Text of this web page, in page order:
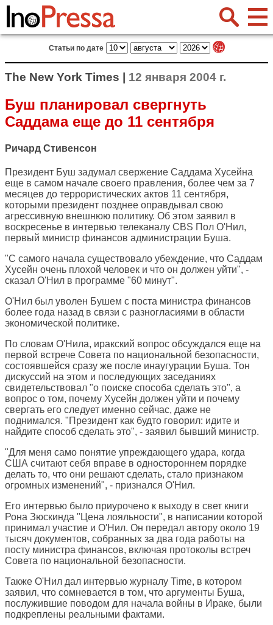
Статьи по дате
The New York Times | 12 января 2004 г.
Буш планировал свергнуть
Саддама еще до 11 сентября
Ричард Стивенсон
Президент Буш задумал свержение Саддама Хусейна
еще в самом начале своего правления, более чем за 7
месяцев до террористических актов 11 сентября,
которыми президент позднее оправдывал свою
агрессивную внешнюю политику. Об этом заявил в
воскресенье в интервью телеканалу CBS Пол О'Нил,
первый министр финансов администрации Буша.
"С самого начала существовало убеждение, что Саддам
Хусейн очень плохой человек и что он должен уйти", -
сказал О'Нил в программе "60 минут".
О'Нил был уволен Бушем с поста министра финансов
более года назад в связи с разногласиями в области
экономической политике.
По словам О'Нила, иракский вопрос обсуждался еще на
первой встрече Совета по национальной безопасности,
состоявшейся сразу же после инаугурации Буша. Тон
дискуссий на этом и последующих заседаниях
свидетельствовал "о поиске способа сделать это", а
вопрос о том, почему Хусейн должен уйти и почему
свергать его следует именно сейчас, даже не
поднимался. "Президент как будто говорил: идите и
найдите способ сделать это", - заявил бывший министр.
"Для меня само понятие упреждающего удара, когда
США считают себя вправе в одностороннем порядке
делать то, что они решают сделать, стало признаком
огромных изменений", - признался О'Нил.
Его интервью было приурочено к выходу в свет книги
Рона Зюскинда "Цена лояльности", в написании которой
принимал участие и О'Нил. Он передал автору около 19
тысяч документов, собранных за два года работы на
посту министра финансов, включая протоколы встреч
Совета по национальной безопасности.
Также О'Нил дал интервью журналу Time, в котором
заявил, что сомневается в том, что аргументы Буша,
послужившие поводом для начала войны в Ираке, были
подкреплены реальными фактами.